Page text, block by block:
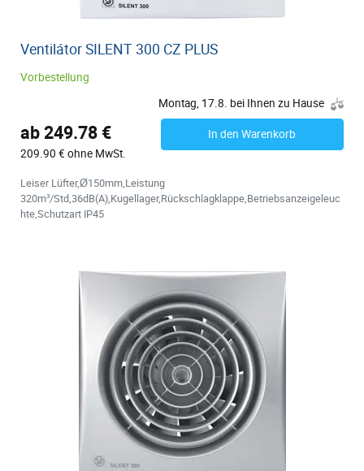
Ventilátor SILENT 300 CZ PLUS
Vorbestellung
Montag, 17.8. bei Ihnen zu Hause
ab 249.78 €
209.90 € ohne MwSt.
In den Warenkorb
Leiser Lüfter,Ø150mm,Leistung
320m³/Std,36dB(A),Kugellager,Rückschlagklappe,Betriebsanzeigeleuc
hte,Schutzart IP45